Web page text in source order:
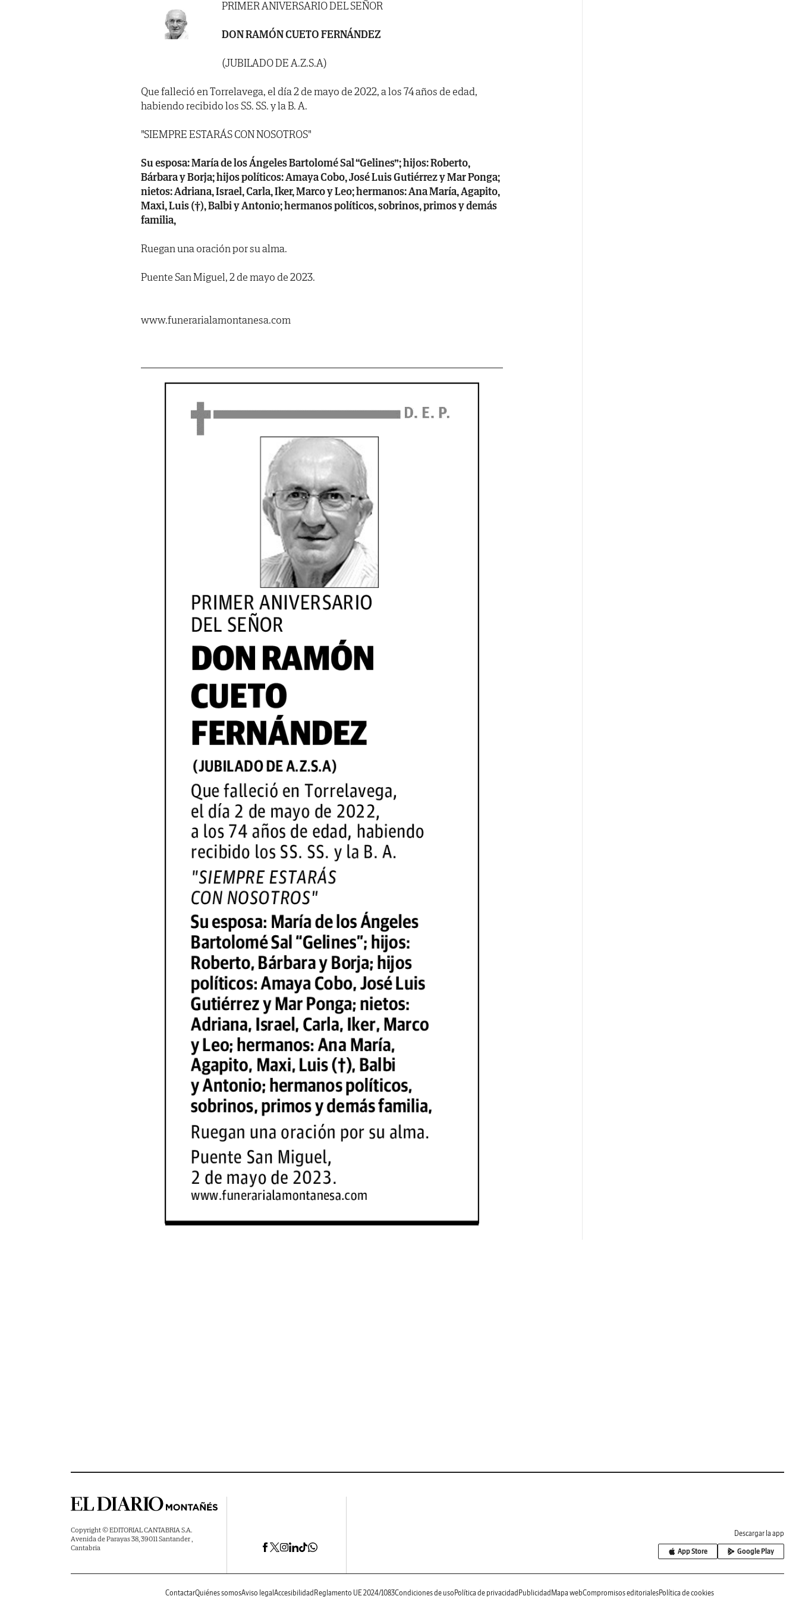
PRIMER ANIVERSARIO DEL SEÑOR
DON RAMÓN CUETO FERNÁNDEZ
(JUBILADO DE A.Z.S.A)
Que falleció en Torrelavega, el día 2 de mayo de 2022, a los 74 años de edad,
habiendo recibido los SS. SS. y la B. A.
"SIEMPRE ESTARÁS CON NOSOTROS"
Su esposa: María de los Ángeles Bartolomé Sal “Gelines”; hijos: Roberto,
Bárbara y Borja; hijos políticos: Amaya Cobo, José Luis Gutiérrez y Mar Ponga;
nietos: Adriana, Israel, Carla, Iker, Marco y Leo; hermanos: Ana María, Agapito,
Maxi, Luis (†), Balbi y Antonio; hermanos políticos, sobrinos, primos y demás
familia,
Ruegan una oración por su alma.
Puente San Miguel, 2 de mayo de 2023.
www.funerarialamontanesa.com
Copyright © EDITORIAL CANTABRIA S.A.
Avenida de Parayas 38, 39011 Santander ,
Cantabria
Descargar la app
App Store Google Play
ContactarQuiénes somosAviso legal Accesibilidad Reglamento UE 2024/1083Condiciones de uso Política de privacidad Publicidad Mapa webCompromisos editorialesPolítica de cookies